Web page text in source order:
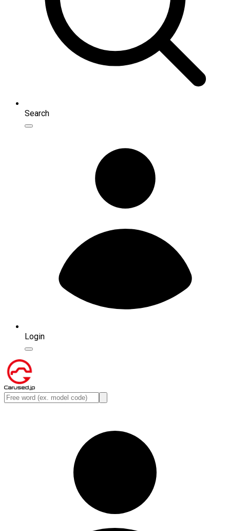
Search
Login